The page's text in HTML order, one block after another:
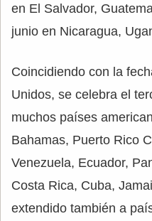
en El Salvador,
junio en Nicaragua,
Coincidiendo con la
Unidos, se celebra el
muchos países
Bahamas, Puerto Rico
Venezuela, Ecuador,
Costa Rica, Cuba,
extendido también a